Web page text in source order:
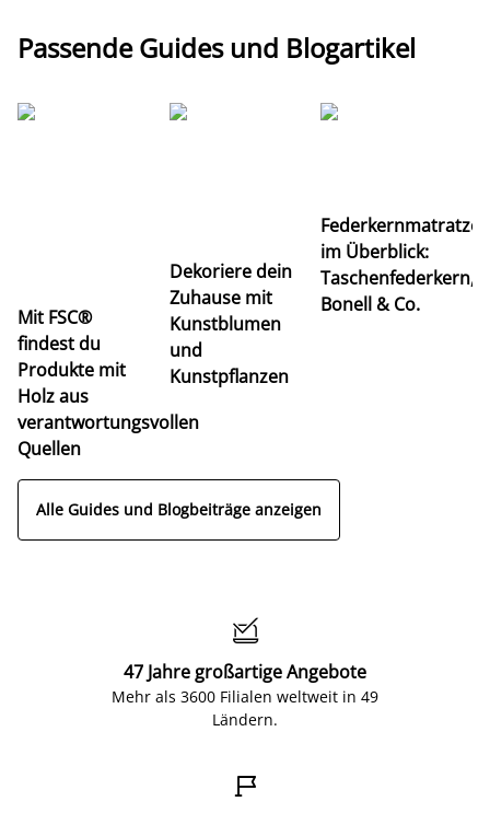
Passende Guides und Blogartikel
Mit FSC®
findest du
Produkte mit
Holz aus
verantwortungsvollen
Quellen
Dekoriere dein
Zuhause mit
Kunstblumen
und
Kunstpflanzen
im Überblick:
Taschenfederkern,
Bonell & Co.
Alle Guides und Blogbeiträge anzeigen

47 Jahre großartige Angebote
Mehr als 3600 Filialen weltweit in 49
Ländern.
